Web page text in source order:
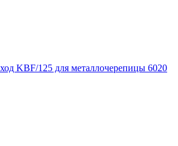
KBF/125 для металлочерепицы 6020